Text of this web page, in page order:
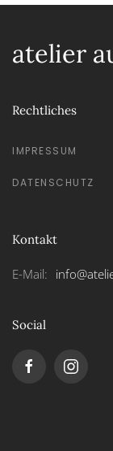
atelier
Rechtliches
IMPRESSUM
DATENSCHUTZ
Kontakt
E-Mail:
Social